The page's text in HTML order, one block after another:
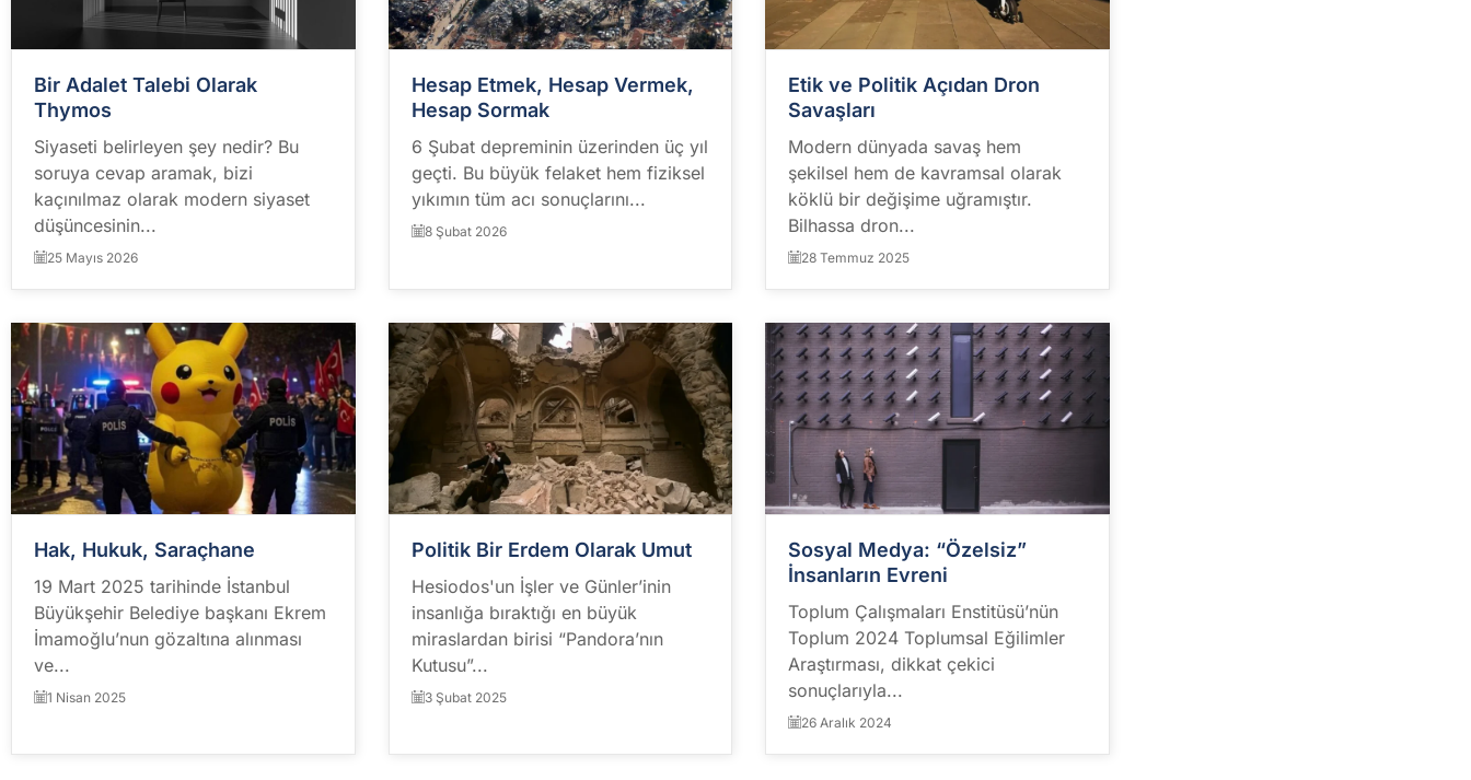
Bir Adalet Talebi Olarak
Thymos
Siyaseti belirleyen şey nedir? Bu
soruya cevap aramak, bizi
kaçınılmaz olarak modern siyaset
düşüncesinin...
25 Mayıs 2026
Hesap Etmek, Hesap Vermek,
Hesap Sormak
6 Şubat depreminin üzerinden üç yıl
geçti. Bu büyük felaket hem fiziksel
yıkımın tüm acı sonuçlarını...
8 Şubat 2026
Etik ve Politik Açıdan Dron
Savaşları
Modern dünyada savaş hem
şekilsel hem de kavramsal olarak
köklü bir değişime uğramıştır.
Bilhassa dron...
28 Temmuz 2025
Hak, Hukuk, Saraçhane
19 Mart 2025 tarihinde İstanbul
Büyükşehir Belediye başkanı Ekrem
İmamoğlu’nun gözaltına alınması
ve...
1 Nisan 2025
Politik Bir Erdem Olarak Umut
Hesiodos'un İşler ve Günler’inin
insanlığa bıraktığı en büyük
miraslardan birisi “Pandora’nın
Kutusu”...
3 Şubat 2025
Sosyal Medya: “Özelsiz”
İnsanların Evreni
Toplum Çalışmaları Enstitüsü’nün
Toplum 2024 Toplumsal Eğilimler
Araştırması, dikkat çekici
sonuçlarıyla...
26 Aralık 2024